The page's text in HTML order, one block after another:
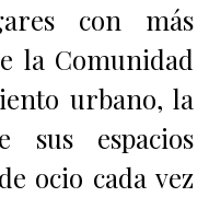
con más
la Comunidad
urbano, la
sus espacios
ocio cada vez